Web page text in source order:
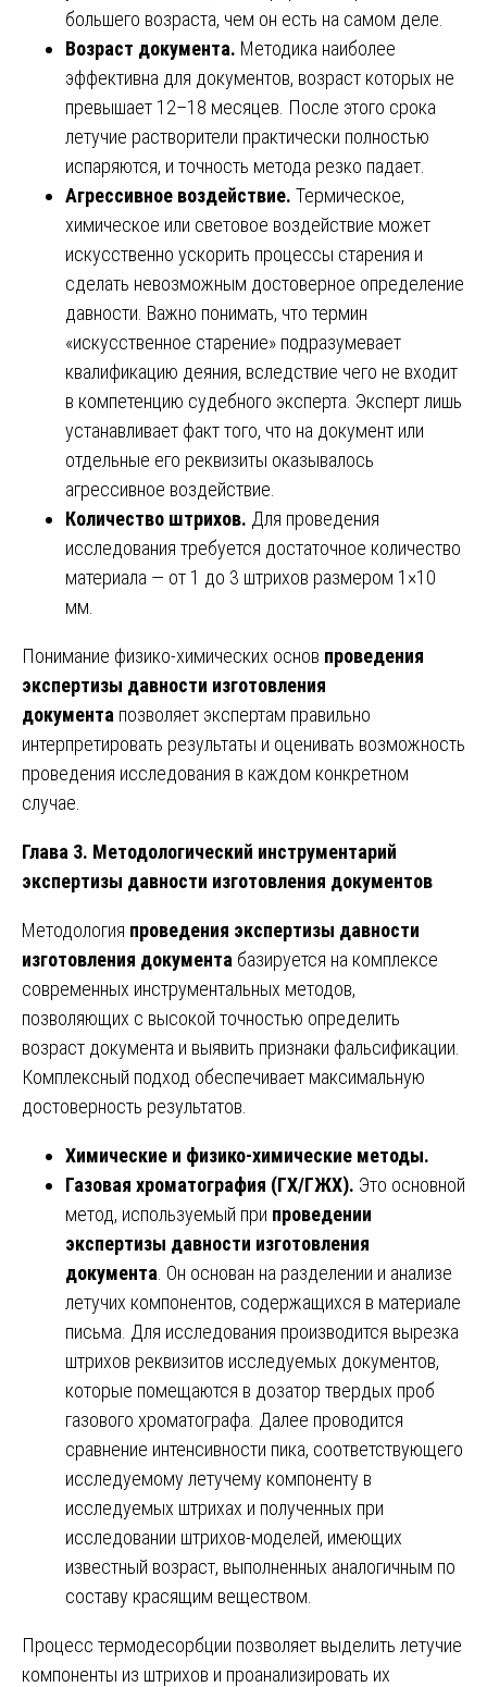
большего возраста, чем он есть на самом деле.
Возраст документа. Методика наиболее
эффективна для документов, возраст которых не
превышает 12–18 месяцев. После этого срока
летучие растворители практически полностью
испаряются, и точность метода резко падает.
Агрессивное воздействие. Термическое,
химическое или световое воздействие может
искусственно ускорить процессы старения и
сделать невозможным достоверное определение
давности. Важно понимать, что термин
«искусственное старение» подразумевает
квалификацию деяния, вследствие чего не входит
в компетенцию судебного эксперта. Эксперт лишь
устанавливает факт того, что на документ или
отдельные его реквизиты оказывалось
агрессивное воздействие.
Количество штрихов. Для проведения
исследования требуется достаточное количество
материала — от 1 до 3 штрихов размером 1×10
мм.
Понимание физико-химических основ проведения
экспертизы давности изготовления
документа позволяет экспертам правильно
интерпретировать результаты и оценивать возможность
проведения исследования в каждом конкретном
случае.
Глава 3. Методологический инструментарий
экспертизы давности изготовления документов
Методология проведения экспертизы давности
изготовления документа базируется на комплексе
современных инструментальных методов,
позволяющих с высокой точностью определить
возраст документа и выявить признаки фальсификации.
Комплексный подход обеспечивает максимальную
достоверность результатов.
Химические и физико-химические методы.
Газовая хроматография (ГХ/ГЖХ). Это основной
метод, используемый при проведении
экспертизы давности изготовления
документа . Он основан на разделении и анализе
летучих компонентов, содержащихся в материале
письма. Для исследования производится вырезка
штрихов реквизитов исследуемых документов,
которые помещаются в дозатор твердых проб
газового хроматографа. Далее проводится
сравнение интенсивности пика, соответствующего
исследуемому летучему компоненту в
исследуемых штрихах и полученных при
исследовании штрихов-моделей, имеющих
известный возраст, выполненных аналогичным по
составу красящим веществом.
Процесс термодесорбции позволяет выделить летучие
компоненты из штрихов и проанализировать их